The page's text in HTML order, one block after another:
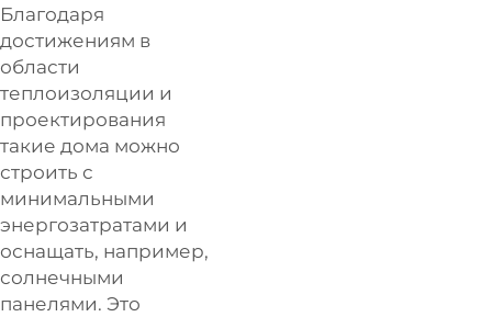
Благодаря
достижениям в
области
теплоизоляции и
проектирования
такие дома можно
строить с
минимальными
энергозатратами и
оснащать, например,
солнечными
панелями. Это